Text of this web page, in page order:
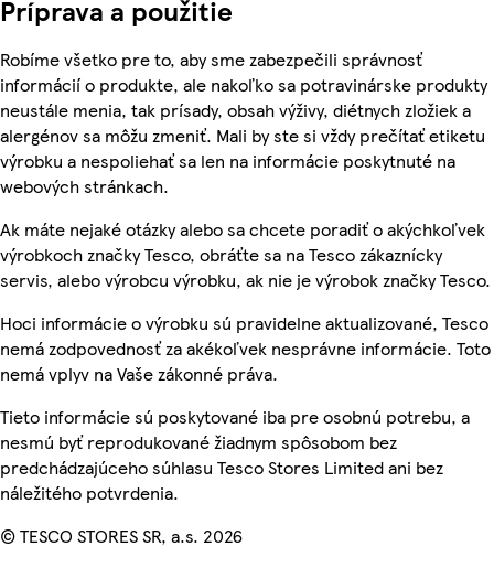
Príprava a použitie
Robíme všetko pre to, aby sme zabezpečili správnosť
informácií o produkte, ale nakoľko sa potravinárske produkty
neustále menia, tak prísady, obsah výživy, diétnych zložiek a
alergénov sa môžu zmeniť. Mali by ste si vždy prečítať etiketu
výrobku a nespoliehať sa len na informácie poskytnuté na
webových stránkach.
Ak máte nejaké otázky alebo sa chcete poradiť o akýchkoľvek
výrobkoch značky Tesco, obráťte sa na Tesco zákaznícky
servis, alebo výrobcu výrobku, ak nie je výrobok značky Tesco.
Hoci informácie o výrobku sú pravidelne aktualizované, Tesco
nemá zodpovednosť za akékoľvek nesprávne informácie. Toto
nemá vplyv na Vaše zákonné práva.
Tieto informácie sú poskytované iba pre osobnú potrebu, a
nesmú byť reprodukované žiadnym spôsobom bez
predchádzajúceho súhlasu Tesco Stores Limited ani bez
náležitého potvrdenia.
© TESCO STORES SR, a.s. 2026